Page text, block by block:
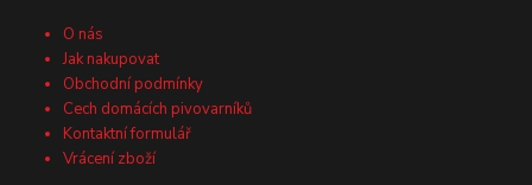
O nás
Jak nakupovat
Obchodní podmínky
Cech domácích pivovarníků
Kontaktní formulář
Vrácení zboží